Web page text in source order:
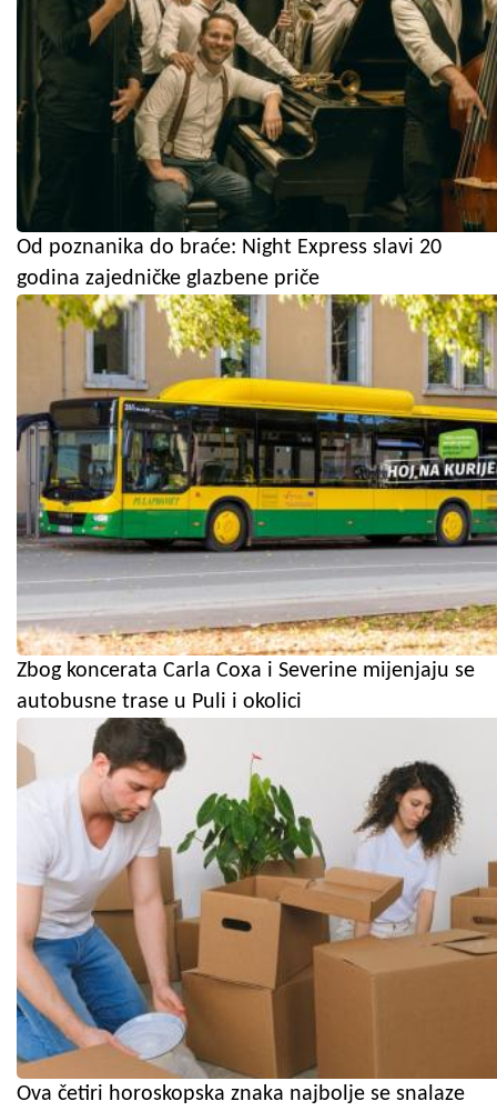
Od poznanika do braće: Night Express slavi 20
godina zajedničke glazbene priče
Zbog koncerata Carla Coxa i Severine mijenjaju se
autobusne trase u Puli i okolici
Ova četiri horoskopska znaka najbolje se snalaze